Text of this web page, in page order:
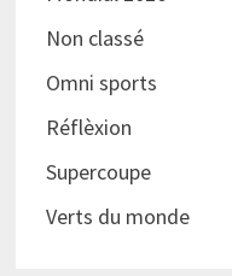
Non classé
Omni sports
Réflèxion
Supercoupe
Verts du monde